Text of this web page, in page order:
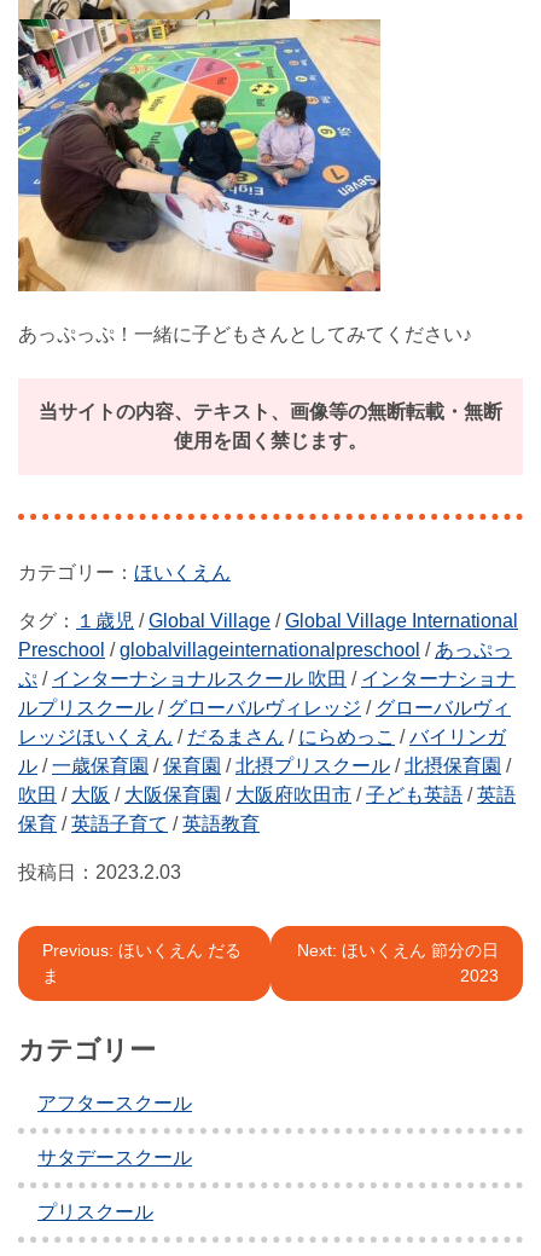
あっぷっぷ！一緒に子どもさんとしてみてください♪
当サイトの内容、テキスト、画像等の無断転載・無断
使用を固く禁じます。
ほいくえん
タグ： １歳児 /Global Village /Global Village International
Preschool /globalvillageinternationalpreschool / あっぷっ
ぷ / インターナショナルスクール 吹田 / インターナショナ
ルプリスクール / グローバルヴィレッジ / グローバルヴィ
レッジほいくえん / だるまさん / にらめっこ /バイリンガ
ル /一歳保育園 /保育園 /北摂プリスクール /北摂保育園 /
吹田 / 大阪 / 大阪保育園 / 大阪府吹田市 /子ども英語 /英語
保育 /英語子育て /英語教育
投稿日： 2023.2.03
投
稿
ナ
ゲ
ー
シ
Previous: ほいくえん だる
ま
Next: ほいくえん 節分の日
2023
カテゴリー
アフタースクール
サタデースクール
プリスクール